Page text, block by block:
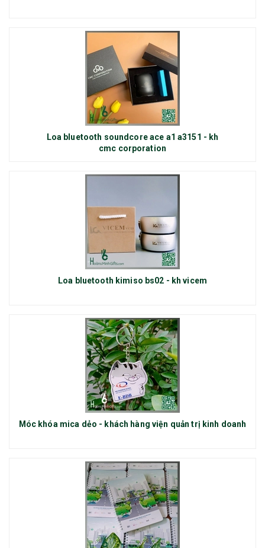
Loa bluetooth soundcore ace a1 a3151 - kh
cmc corporation
Loa bluetooth kimiso bs02 - kh vicem
Móc khóa mica dẻo - khách hàng viện quản trị kinh doanh